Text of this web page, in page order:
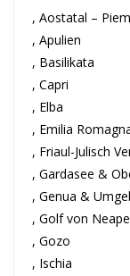
, Aostatal –
, Apulien
, Basilikata
, Capri
, Elba
, Emilia
, Friaul-Julisch
, Gardasee &
, Genua &
, Golf von
, Gozo
, Ischia